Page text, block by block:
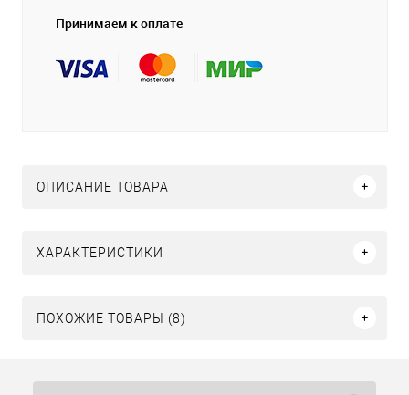
Принимаем к оплате
ОПИСАНИЕ ТОВАРА
ХАРАКТЕРИСТИКИ
ПОХОЖИЕ ТОВАРЫ (8)